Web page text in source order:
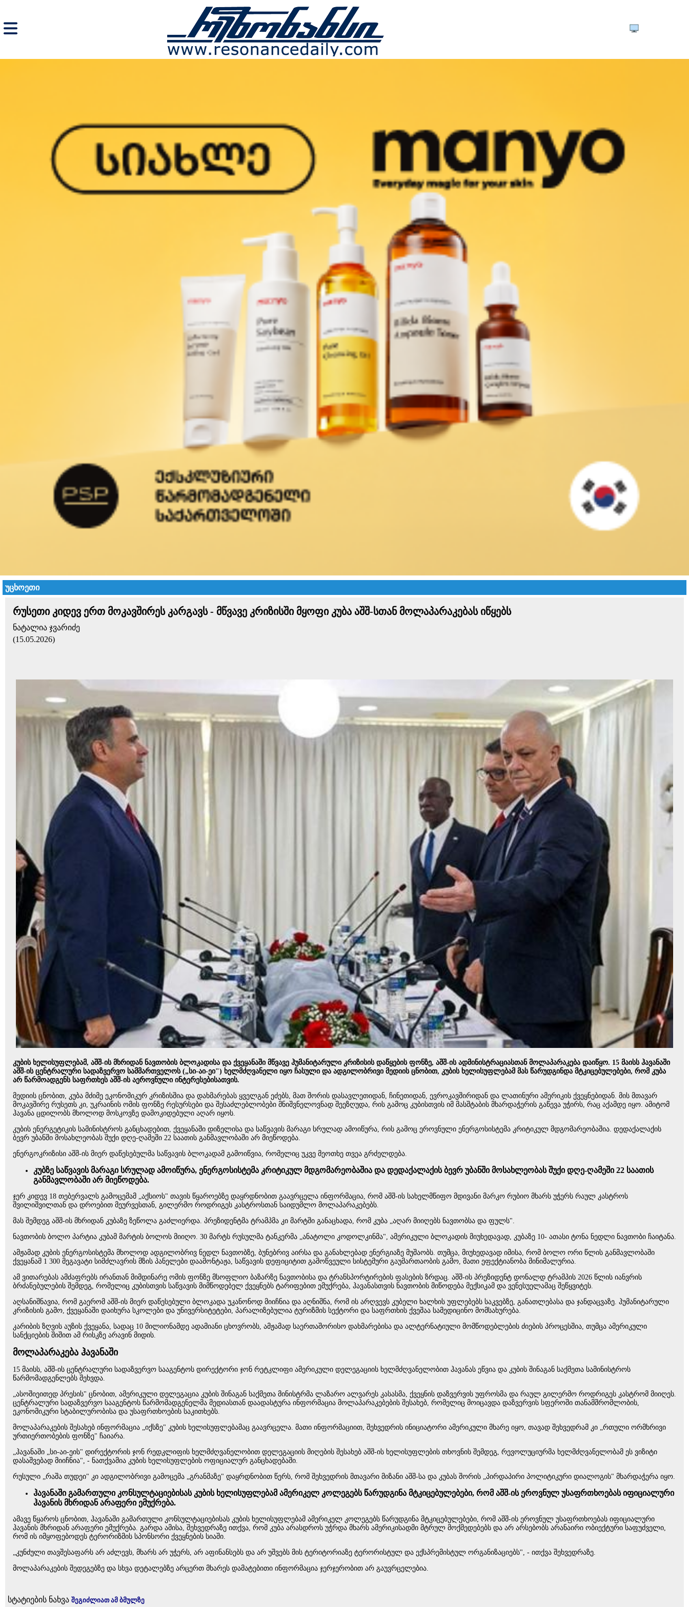
უცხოეთი
რუსეთი კიდევ ერთ მოკავშირეს კარგავს - მწვავე კრიზისში მყოფი კუბა აშშ-სთან მოლაპარაკებას იწყებს
ნატალია ჯვარიძე
(15.05.2026)
კუბის ხელისუფლებამ, აშშ-ის მხრიდან ნავთობის ბლოკადისა და ქვეყანაში მწვავე ჰუმანიტარული კრიზისის დაწყების ფონზე, აშშ-ის ადმინისტრაციასთან მოლაპარაკება დაიწყო. 15 მაისს ჰავანაში
აშშ-ის ცენტრალური სადაზვერვო სამმართველოს („სი-აი-ეი") ხელმძღვანელი იყო ჩასული და ადგილობრივი მედიის ცნობით, კუბის ხელისუფლებამ მას წარუდგინდა მტკიცებულებები, რომ კუბა
არ წარმოადგენს საფრთხეს აშშ-ის აეროვნული ინტერესებისათვის.
მედიის ცნობით, კუბა მძიმე ეკონომიკურ კრიზისშია და დახმარებას ყველგან ეძებს, მათ შორის დასავლეთიდან, ჩინეთიდან, ევროკავშირიდან და ლათინური ამერიკის ქვეყნებიდან. მის მთავარ
მოკავშირე რუსეთს კი, უკრაინის ომის ფონზე რესურსები და შესაძლებლობები მნიშვნელოვნად შეეზღუდა, რის გამოც კუბისთვის იმ მასშტაბის მხარდაჭერის გაწევა უჭირს, რაც აქამდე იყო. ამიტომ
ჰავანა ცდილობს მხოლოდ მოსკოვზე დამოკიდებული აღარ იყოს.
კუბის ენერგეტიკის სამინისტროს განცხადებით, ქვეყანაში დიზელისა და საწვავის მარაგი სრულად ამოიწურა, რის გამოც ეროვნული ენერგოსისტემა კრიტიკულ მდგომარეობაშია. დედაქალაქის
ბევრ უბანში მოსახლეობას შუქი დღე-ღამეში 22 საათის განმავლობაში არ მიეწოდება.
ენერგოკრიზისი აშშ-ის მიერ დაწესებულმა საწვავის ბლოკადამ გამოიწვია, რომელიც უკვე მეოთხე თვეა გრძელდება.
კუბზე საწვავის მარაგი სრულად ამოიწურა, ენერგოსისტემა კრიტიკულ მდგომარეობაშია და დედაქალაქის ბევრ უბანში მოსახლეობას შუქი დღე-ღამეში 22 საათის
განმავლობაში არ მიეწოდება.
ჯერ კიდევ 18 თებერვალს გამოცემამ „აქსიოს" თავის წყაროებზე დაყრდნობით გაავრცელა ინფორმაცია, რომ აშშ-ის სახელმწიფო მდივანი მარკო რუბიო მხარს უჭერს რაულ კასტროს
შვილიშვილთან და დროებით მეურვესთან, გილერმო როდრიგეს კასტროსთან საიდუმლო მოლაპარაკებებს.
მას შემდეგ აშშ-ის მხრიდან კუბაზე ზეწოლა გაძლიერდა. პრეზიდენტმა ტრამპმა კი მარტში განაცხადა, რომ კუბა „აღარ მიიღებს ნავთობსა და ფულს".
ნავთობის ბოლო პარტია კუბამ მარტის ბოლოს მიიღო. 30 მარტს რუსულმა ტანკერმა „ანატოლი კოდოლკინმა", ამერიკული ბლოკადის მიუხედავად, კუბაზე 10- ათასი ტონა ნედლი ნავთობი ჩაიტანა.
ამჟამად კუბის ენერგოსისტემა მხოლოდ ადგილობრივ ნედლ ნავთობზე, ბუნებრივ აირსა და განახლებად ენერგიაზე მუშაობს. თუმცა, მიუხედავად იმისა, რომ ბოლო ორი წლის განმავლობაში
ქვეყანამ 1 300 მეგავატი სიმძლავრის მზის პანელები დაამონტაჟა, საწვავის დეფიციტით გამოწვეული სისტემური გაუმართაობის გამო, მათი ეფექტიანობა მინიმალურია.
ამ ვითარებას ამძაფრებს ირანთან მიმდინარე ომის ფონზე მსოფლიო ბაზარზე ნავთობისა და ტრანსპორტირების ფასების ზრდაც. აშშ-ის პრეზიდენტ დონალდ ტრამპის 2026 წლის იანვრის
ბრძანებულების შემდეგ, რომელიც კუბისთვის საწვავის მიმწოდებელ ქვეყნებს ტარიფებით ემუქრება, ჰავანასთვის ნავთობის მიწოდება მექსიკამ და ვენესუელამაც შეწყვიტეს.
აღსანიშნავია, რომ გაერომ აშშ-ის მიერ დაწესებული ბლოკადა უკანონოდ მიიჩნია და აღნიშნა, რომ ის არღვევს კუბელი ხალხის უფლებებს საკვებზე, განათლებასა და ჯანდაცვაზე. ჰუმანიტარული
კრიზისის გამო, ქვეყანაში დაიხურა სკოლები და უნივერსიტეტები, პარალიზებულია ტურიზმის სექტორი და საფრთხის ქვეშაა სამედიცინო მომსახურება.
კარიბის ზღვის აუზის ქვეყანა, სადაც 10 მილიონამდე ადამიანი ცხოვრობს, ამჟამად საერთაშორისო დახმარებისა და ალტერნატიული მომწოდებლების ძიების პროცესშია, თუმცა ამერიკული
სანქციების შიშით ამ რისკზე არავინ მიდის.
მოლაპარაკება ჰავანაში
15 მაისს, აშშ-ის ცენტრალური სადაზვერვო სააგენტოს დირექტორი ჯონ რეტკლიფი ამერიკული დელეგაციის ხელმძღვანელობით ჰავანას ეწვია და კუბის შინაგან საქმეთა სამინისტროს
წარმომადგენლებს შეხვდა.
„ასოშიეითედ პრესის" ცნობით, ამერიკული დელეგაცია კუბის შინაგან საქმეთა მინისტრმა ლაზარო ალვარეს კასასმა, ქვეყნის დაზვერვის უფროსმა და რაულ გილერმო როდრიგეს კასტრომ მიიღეს.
ცენტრალური სადაზვერვო სააგენტოს წარმომადგენელმა მედიასთან დაადასტურა ინფორმაცია მოლაპარაკებების შესახებ, რომელიც მოიცავდა დაზვერვის სფეროში თანამშრომლობის,
ეკონომიკური სტაბილურობისა და უსაფრთხოების საკითხებს.
მოლაპარაკების შესახებ ინფორმაცია „იქსზე" კუბის ხელისუფლებამაც გაავრცელა. მათი ინფორმაციით, შეხვედრის ინიციატორი ამერიკული მხარე იყო, თავად შეხვედრამ კი „რთული ორმხრივი
ურთიერთობების ფონზე" ჩაიარა.
„ჰავანაში „სი-აი-ეის" დირექტორის ჯონ რედკლიფის ხელმძღვანელობით დელეგაციის მიღების შესახებ აშშ-ის ხელისუფლების თხოვნის შემდეგ, რევოლუციურმა ხელმძღვანელობამ ეს ვიზიტი
დასაშვებად მიიჩნია", - ნათქვამია კუბის ხელისუფლების ოფიციალურ განცხადებაში.
რუსული „რაშა თუდეი" კი ადგილობრივი გამოცემა „გრანმაზე" დაყრდნობით წერს, რომ შეხვედრის მთავარი მიზანი აშშ-სა და კუბას შორის „პირდაპირი პოლიტიკური დიალოგის" მხარდაჭერა იყო.
ჰავანაში გამართული კონსულტაციებისას კუბის ხელისუფლებამ ამერიკელ კოლეგებს წარუდგინა მტკიცებულებები, რომ აშშ-ის ეროვნულ უსაფრთხოებას იფიციალური
ჰავანის მხრიდან არაფერი ემუქრება.
ამავე წყაროს ცნობით, ჰავანაში გამართული კონსულტაციებისას კუბის ხელისუფლებამ ამერიკელ კოლეგებს წარუდგინა მტკიცებულებები, რომ აშშ-ის ეროვნულ უსაფრთხოებას იფიციალური
ჰავანის მხრიდან არაფერი ემუქრება. გარდა ამისა, შეხვედრაზე ითქვა, რომ კუბა არასდროს უჭრდა მხარს ამერიკისადმი მტრულ მოქმედებებს და არ არსებობს არანაირი ობიექტური საფუძველი,
რომ ის იმყოფებოდეს ტერორიზმის სპონსორი ქვეყნების სიაში.
„კუნძული თავშესაფარს არ აძლევს, მხარს არ უჭერს, არ აფინანსებს და არ უშვებს მის ტერიტორიაზე ტერორისტულ და ექსპრემისტულ ორგანიზაციებს", - ითქვა შეხვედრაზე.
მოლაპარაკების შედეგებზე და სხვა დეტალებზე არცერთ მხარეს დამატებითი ინფორმაცია ჯერჯერობით არ გაუვრცელებია.
სტატიების ნახვა შეგიძლიათ ამ ბმულზე